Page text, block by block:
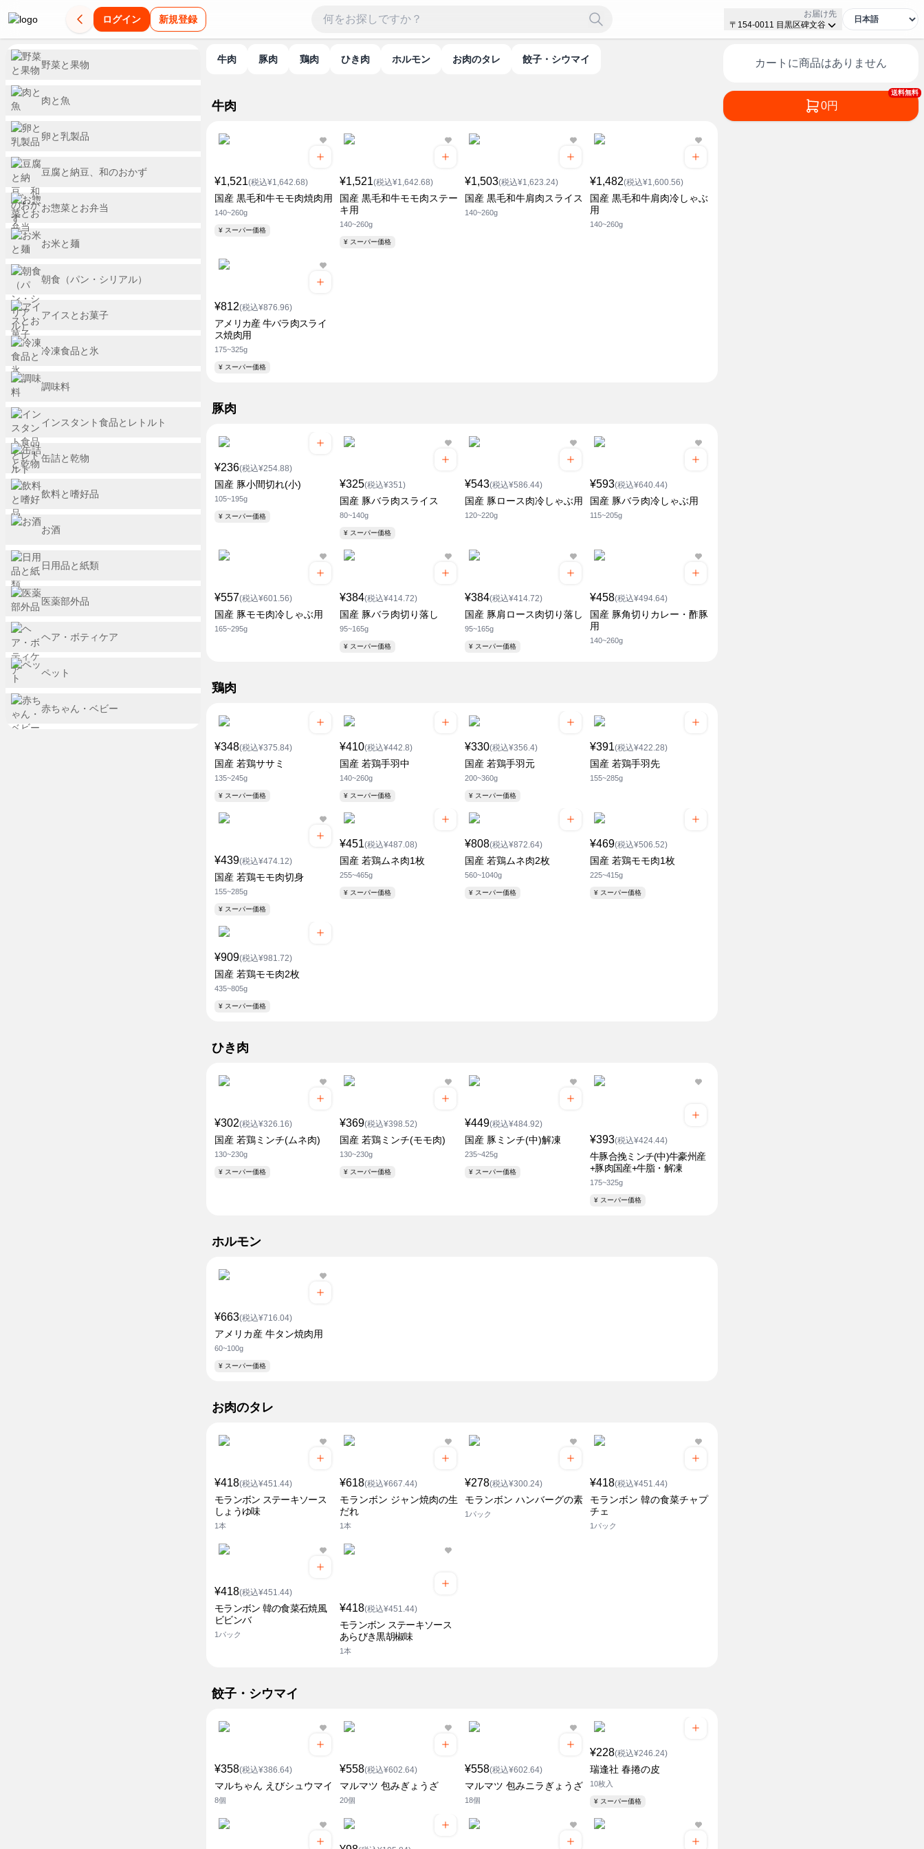
ログイン 新規登録
お届け先
〒154-0011 目黒区碑文谷
牛肉 豚肉 鶏肉 ひき肉 ホルモン お肉のタレ 餃子・シウマイ
牛肉
¥1,521(税込¥1,642.68)
国産 黒毛和牛モモ肉焼肉用
140~260g
¥ スーパー価格
¥1,521(税込¥1,642.68)
国産 黒毛和牛モモ肉ステー
キ用
140~260g
¥ スーパー価格
¥1,503(税込¥1,623.24)
国産 黒毛和牛肩肉スライス
140~260g
¥1,482(税込¥1,600.56)
国産 黒毛和牛肩肉冷しゃぶ
用
140~260g
¥812(税込¥876.96)
アメリカ産 牛バラ肉スライ
ス焼肉用
175~325g
¥ スーパー価格
豚肉
¥236(税込¥254.88)
国産 豚小間切れ(小)
105~195g
¥ スーパー価格
¥325(税込¥351)
国産 豚バラ肉スライス
80~140g
¥ スーパー価格
¥543(税込¥586.44)
国産 豚ロース肉冷しゃぶ用
120~220g
¥593(税込¥640.44)
国産 豚バラ肉冷しゃぶ用
115~205g
¥557(税込¥601.56)
国産 豚モモ肉冷しゃぶ用
165~295g
¥384(税込¥414.72)
国産 豚バラ肉切り落し
95~165g
¥ スーパー価格
¥384(税込¥414.72)
国産 豚肩ロース肉切り落し
95~165g
¥ スーパー価格
¥458(税込¥494.64)
国産 豚角切りカレー・酢豚
用
140~260g
鶏肉
¥348(税込¥375.84)
国産 若鶏ササミ
135~245g
¥ スーパー価格
¥410(税込¥442.8)
国産 若鶏手羽中
140~260g
¥ スーパー価格
¥330(税込¥356.4)
国産 若鶏手羽元
200~360g
¥ スーパー価格
¥391(税込¥422.28)
国産 若鶏手羽先
155~285g
¥439(税込¥474.12)
国産 若鶏モモ肉切身
155~285g
¥ スーパー価格
¥451(税込¥487.08)
国産 若鶏ムネ肉1枚
255~465g
¥ スーパー価格
¥808(税込¥872.64)
国産 若鶏ムネ肉2枚
560~1040g
¥ スーパー価格
¥469(税込¥506.52)
国産 若鶏モモ肉1枚
225~415g
¥ スーパー価格
¥909(税込¥981.72)
国産 若鶏モモ肉2枚
435~805g
¥ スーパー価格
ひき肉
¥302(税込¥326.16)
国産 若鶏ミンチ(ムネ肉)
130~230g
¥ スーパー価格
¥369(税込¥398.52)
国産 若鶏ミンチ(モモ肉)
130~230g
¥ スーパー価格
¥449(税込¥484.92)
国産 豚ミンチ(中)解凍
235~425g
¥ スーパー価格
¥393(税込¥424.44)
牛豚合挽ミンチ(中)牛豪州産
+豚肉国産+牛脂・解凍
175~325g
¥ スーパー価格
ホルモン
¥663(税込¥716.04)
アメリカ産 牛タン焼肉用
60~100g
¥ スーパー価格
お肉のタレ
¥418(税込¥451.44)
モランボン ステーキソース
しょうゆ味
1本
¥618(税込¥667.44)
モランボン ジャン焼肉の生
だれ
1本
¥278(税込¥300.24)
モランボン ハンバーグの素
1パック
¥418(税込¥451.44)
モランボン 韓の食菜チャプ
チェ
1パック
¥418(税込¥451.44)
モランボン 韓の食菜石焼風
ビビンバ
1パック
¥418(税込¥451.44)
モランボン ステーキソース
あらびき黒胡椒味
1本
餃子・シウマイ
¥358(税込¥386.64)
マルちゃん えびシュウマイ
8個
¥558(税込¥602.64)
マルマツ 包みぎょうざ
20個
¥558(税込¥602.64)
マルマツ 包みニラぎょうざ
18個
¥228(税込¥246.24)
瑞逢社 春捲の皮
10枚入
¥ スーパー価格
カートに商品はありません
送料無料
0円
野菜と果物
肉と魚
卵と乳製品
豆腐と納豆、和のおかず
お惣菜とお弁当
お米と麺
朝食（パン・シリアル）
アイスとお菓子
冷凍食品と氷
調味料
インスタント食品とレトルト
缶詰と乾物
飲料と嗜好品
お酒
日用品と紙類
医薬部外品
ヘア・ボティケア
ペット
赤ちゃん・ベビー